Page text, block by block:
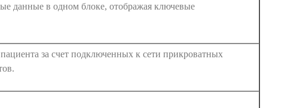
данные в одном блоке, отображая ключевые
за счет подключенных к сети прикроватных